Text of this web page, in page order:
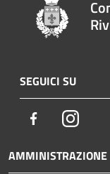
SEGUICI SU
Facebook
AMMINISTRAZIONE